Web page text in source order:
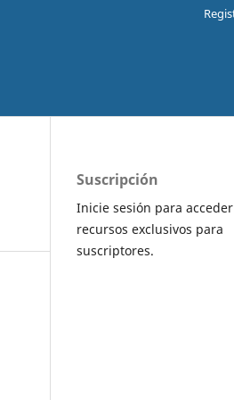
Suscripción
Inicie sesión para
recursos exclusivos para
suscriptores.